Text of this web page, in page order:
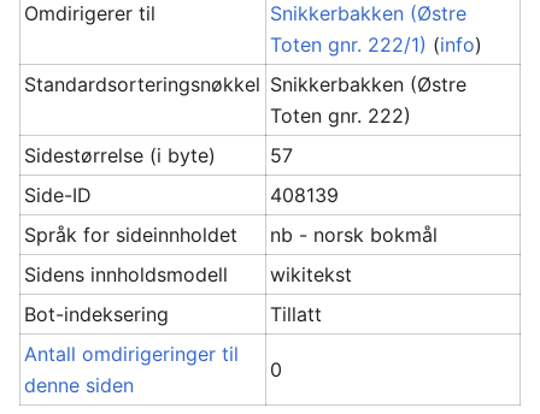
Omdirigerer til
Snikkerbakken (Østre
Toten gnr. 222/1) (info)
Standardsorteringsnøkkel Snikkerbakken (Østre
Toten gnr. 222)
Sidestørrelse (i byte)
57
Side-ID
408139
Språk for sideinnholdet
nb - norsk bokmål
Sidens innholdsmodell
wikitekst
Bot-indeksering
Tillatt
Antall omdirigeringer til
denne siden
0